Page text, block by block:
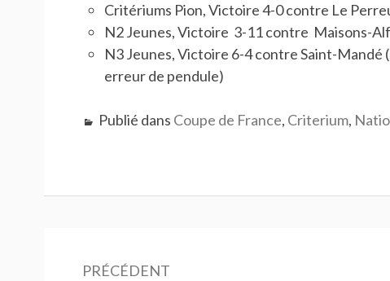
Critériums Pion, Victoire 4-0 contre Le
N2 Jeunes, Victoire 3-11 contre Maisons-
N3 Jeunes, Victoire 6-4 contre Saint-Mandé
erreur de pendule)
Publié dans Coupe de France, Criterium,
PRÉCÉDENT